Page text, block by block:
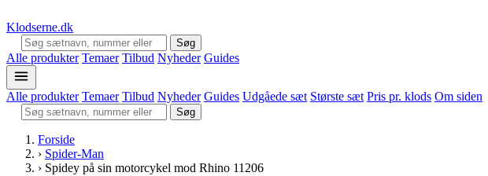
Klodserne.dk
Søg
Alle produkter Temaer Tilbud Nyheder Guides
Alle produkter Temaer Tilbud Nyheder Guides Udgåede sæt Største sæt Pris pr. klods Om siden
Søg
Forside
› Spider-Man
› Spidey på sin motorcykel mod Rhino 11206